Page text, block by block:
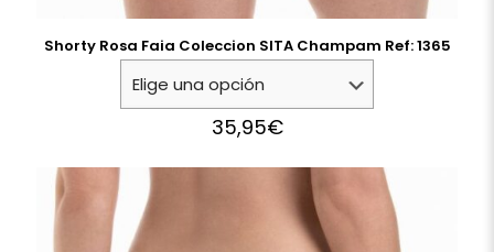
Shorty Rosa Faia Coleccion SITA Champam Ref: 1365
35,95€